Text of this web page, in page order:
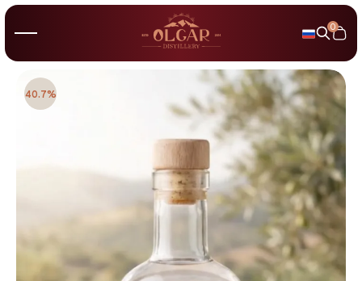
0
40.7%